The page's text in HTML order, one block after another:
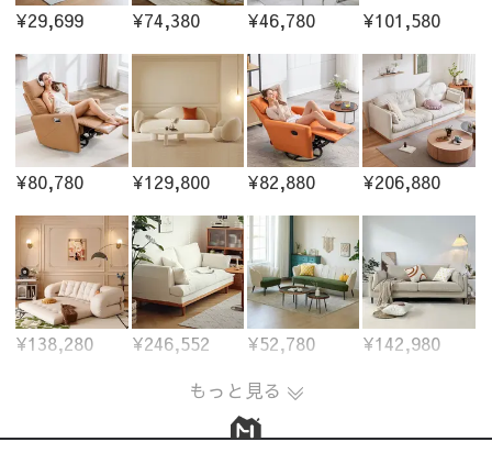
¥29,699 ¥74,380 ¥46,780 ¥101,580
¥80,780 ¥129,800 ¥82,880 ¥206,880
¥138,280 ¥246,552 ¥52,780
¥142,980
もっと見る